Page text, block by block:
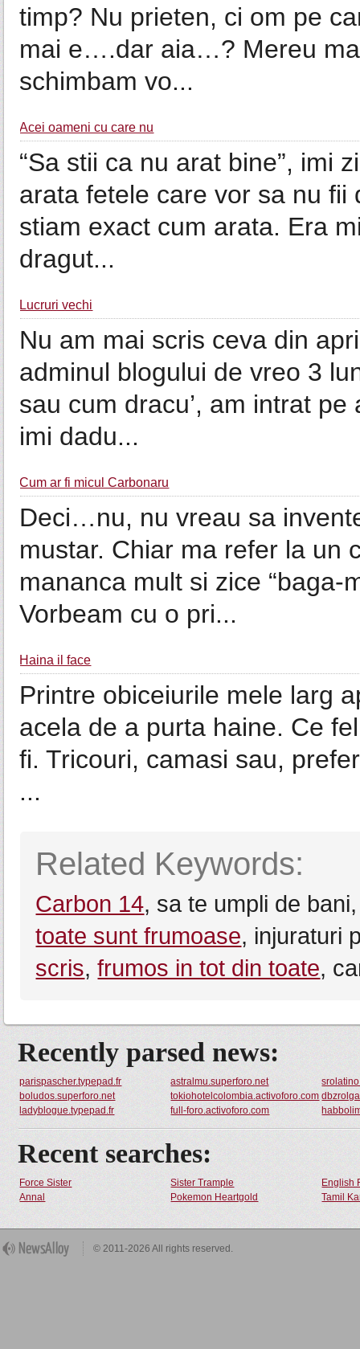
timp? Nu prieten, ci om pe
mai e….dar aia…? Mereu
schimbam vo...
Acei oameni cu care nu
“Sa stii ca nu arat bine”, imi
arata fetele care vor sa nu
stiam exact cum arata. Era
dragut...
Lucruri vechi
Nu am mai scris ceva din
adminul blogului de vreo 3
sau cum dracu’, am intrat
imi dadu...
Cum ar fi micul Carbonaru
Deci…nu, nu vreau sa
mustar. Chiar ma refer la un
mananca mult si zice “baga-
Vorbeam cu o pri...
Haina il face
Printre obiceiurile mele larg
acela de a purta haine. Ce
fi. Tricouri, camasi sau,
...
Related Keywords:
Carbon 14, sa te umpli de
toate sunt frumoase, injuraturi
scris,frumos in tot din toate,
Recently parsed news:
parispascher.typepad.fr astralmu.superforo.net
boludos.superforo.net
tokiohotelcolombia.activoforo.com
ladyblogue.typepad.fr
full-foro.activoforo.com
Recent searches:
Force Sister Sister Trample
English
Annal
Pokemon Heartgold Tamil
© 2011-2026 All rights reserved.